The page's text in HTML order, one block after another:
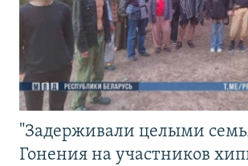
"Задерживали целыми
Гонения на участников